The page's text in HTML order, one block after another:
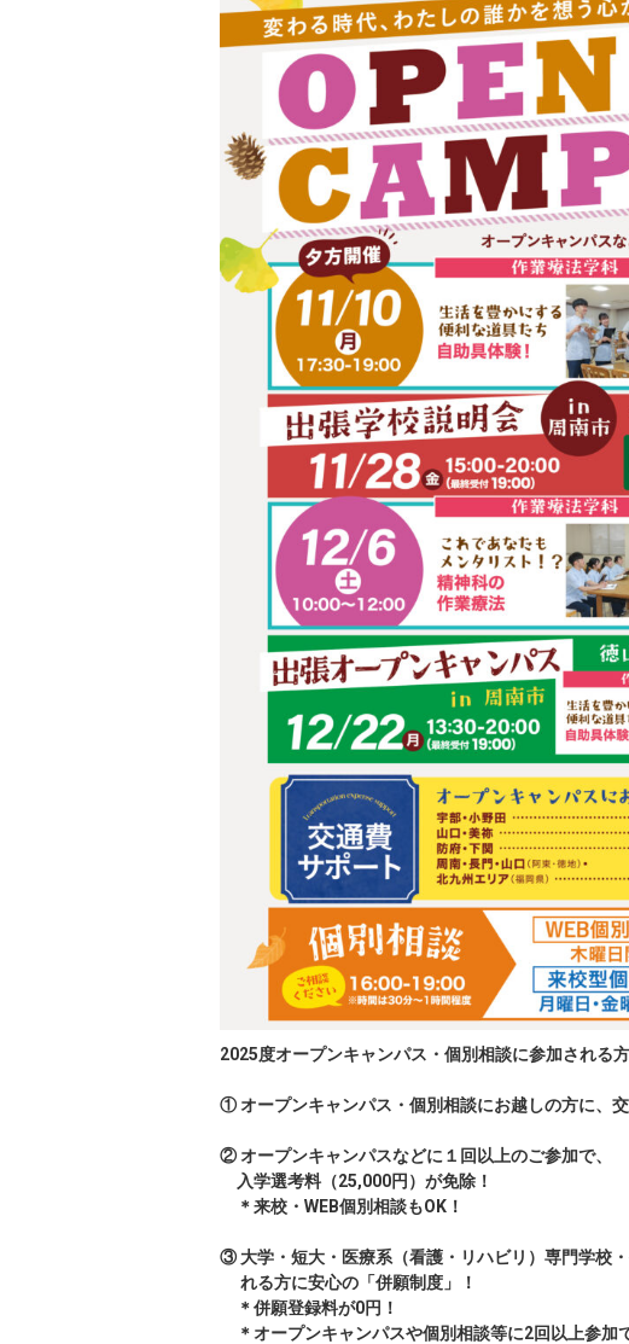
2025度オープンキャンパス・個別相談に参加される
① オープンキャンパス・個別相談にお越しの方に、交
② オープンキャンパスなどに１回以上のご参加で、
入学選考料 （25,000円）が免除！
＊来校・WEB個別相談もOK！
③ 大学・短大・医療系（看護・リハビリ）専
れる方に安心の「併願制度」！
＊併願登録料が0円！
＊オープンキャンパスや個別相談等に2回以上参加